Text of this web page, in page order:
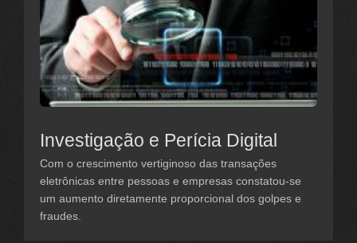
Investigação e Perícia Digital
Com o crescimento vertiginoso das transações
eletrônicas entre pessoas e empresas constatou-se
um aumento diretamente proporcional dos golpes e
fraudes.